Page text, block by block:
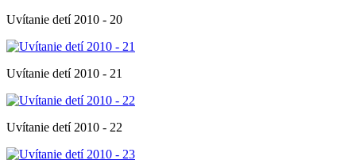
Uvítanie detí 2010 - 20
Uvítanie detí 2010 - 21
Uvítanie detí 2010 - 22